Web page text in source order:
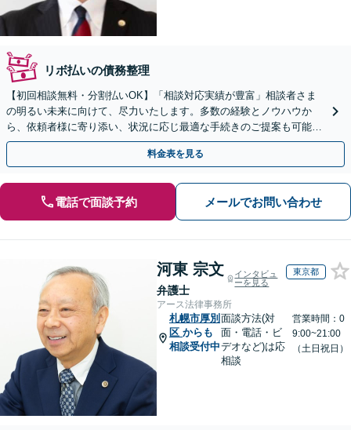
リボ払いの債務整理
【初回相談無料・分割払いOK】「相談対応実績が豊富」相談者さま
の明るい未来に向けて、尽力いたします。多数の経験とノウハウか
ら、依頼者様に寄り添い、状況に応じ最適な手続きのご提案も可能。
手続きや交渉などは弁護士が対応【休日・夜間相談可】
料金表を見る
電話で面談予約 メールでお問い合わせ
河東 宗文
弁護士
インタビュ
ーを見る
東京都
アース法律事務所
札幌市厚別
区 からも
相談受付中
面談方法(対
面・電話・ビ
デオなど)は応
相談
営業時間：0
9:00~21:00
（土日祝日）